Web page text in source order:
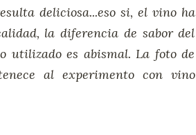
deliciosa...eso si, el vino ha
la diferencia de sabor del
utilizado es abismal. La foto de
al experimento con vino